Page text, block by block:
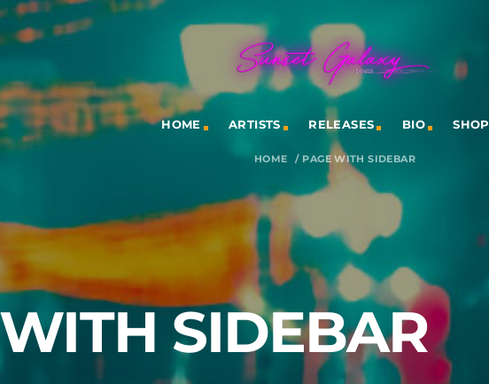
HOME ARTISTS RELEASES BIO SHOP
HOME / PAGE WITH SIDEBAR
SIDEBAR